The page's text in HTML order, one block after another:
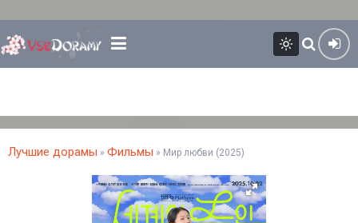
Лучшие дорамы » Фильмы » Мир любви (2025)